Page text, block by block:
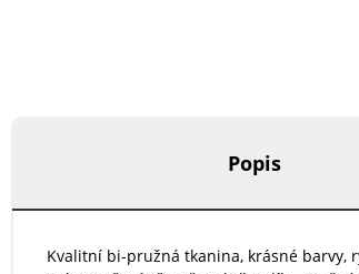
Popis
Kvalitní bi-pružná tkanina, krásné barvy,